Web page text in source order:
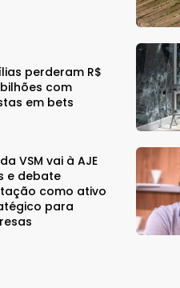
perderam R$
com
em bets
VSM vai à AJE
e debate
como ativo
para